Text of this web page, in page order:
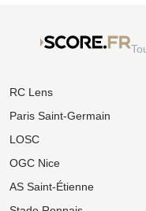
RC Lens
Paris Saint-Germain
LOSC
OGC Nice
AS Saint-Étienne